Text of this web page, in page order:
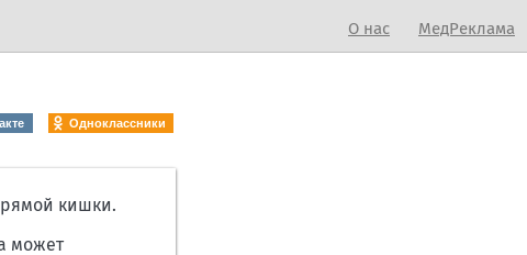
О нас МедРеклама
Одноклассники
кишки.
может